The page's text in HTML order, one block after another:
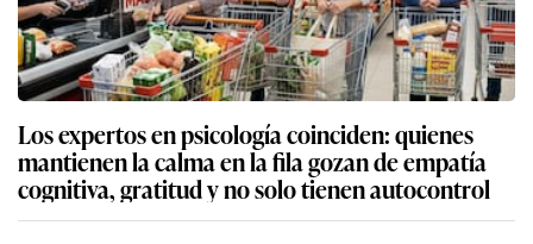
Los expertos en psicología coinciden: quienes
mantienen la calma en la fila gozan de empatía
cognitiva, gratitud y no solo tienen autocontrol